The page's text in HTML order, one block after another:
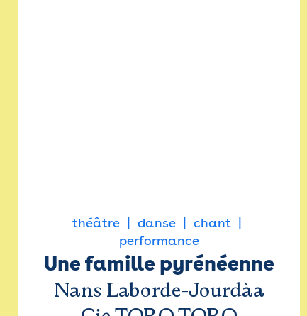
théâtre danse
chant
performance
Une famille pyrénéenne
Nans Laborde-Jourdàa